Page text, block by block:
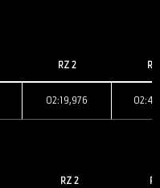
RZ 2
02:19,976
RZ 2